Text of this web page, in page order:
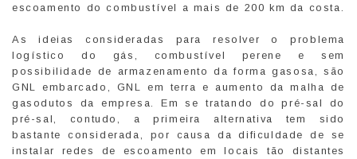
escoamento do combustível a mais de 200 km da costa.
As ideias consideradas para resolver o problema
logístico do gás, combustível perene e sem
possibilidade de armazenamento da forma gasosa, são
GNL embarcado, GNL em terra e aumento da malha de
gasodutos da empresa. Em se tratando do pré-sal do
pré-sal, contudo, a primeira alternativa tem sido
bastante considerada, por causa da dificuldade de se
instalar redes de escoamento em locais tão distantes